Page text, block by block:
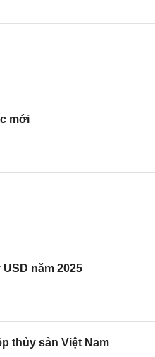
mới
năm 2025
thủy sản Việt Nam